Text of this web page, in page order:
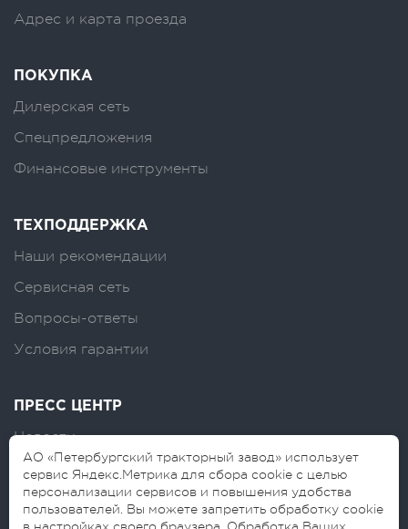
Адрес и карта проезда
ПОКУПКА
Дилерская сеть
Спецпредложения
Финансовые инструменты
ТЕХПОДДЕРЖКА
Наши рекомендации
Сервисная сеть
Вопросы-ответы
Условия гарантии
ПРЕСС ЦЕНТР
Новости
Логотипы
Блог
АО «Петербургский тракторный завод» использует
сервис Яндекс.Метрика для сбора cookie с целью
персонализации сервисов и повышения удобства
пользователей. Вы можете запретить обработку cookie